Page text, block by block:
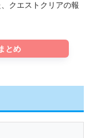
クエストクリアの報
とめ